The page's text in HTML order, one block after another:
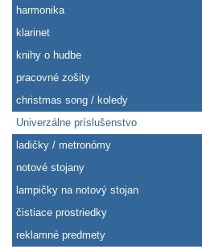
harmonika
klarinet
knihy o hudbe
pracovné zošity
christmas song / koledy
Univerzálne príslušenstvo
ladičky / metronómy
notové stojany
lampičky na notový stojan
čistiace prostriedky
reklamné predmety